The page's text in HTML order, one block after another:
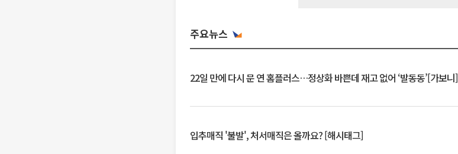
주요뉴스
22일 만에 다시 문 연 홈플러스…정상화 바쁜데 재고 없어 ‘발동동’[가보니]
입추매직 '불발', 처서매직은 올까요? [해시태그]